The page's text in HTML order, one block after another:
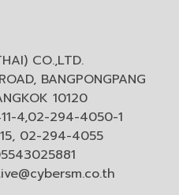
CO.,LTD.
BANGPONGPANG
10120
4,02-294-4050-1
02-294-4055